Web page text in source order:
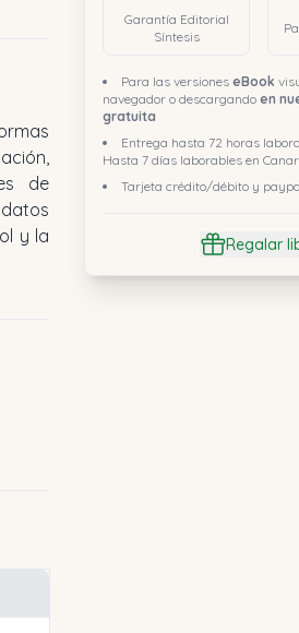
Garantía Editorial
Síntesis
Para las versiones eBook
navegador o descargando en
gratuita
Entrega hasta 72 horas
Hasta 7 días laborables en
Tarjeta crédito/débito y
Regalar